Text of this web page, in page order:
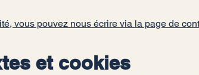
vous pouvez nous écrire via la page de
et cookies